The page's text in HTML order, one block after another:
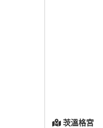
茨溫格宮